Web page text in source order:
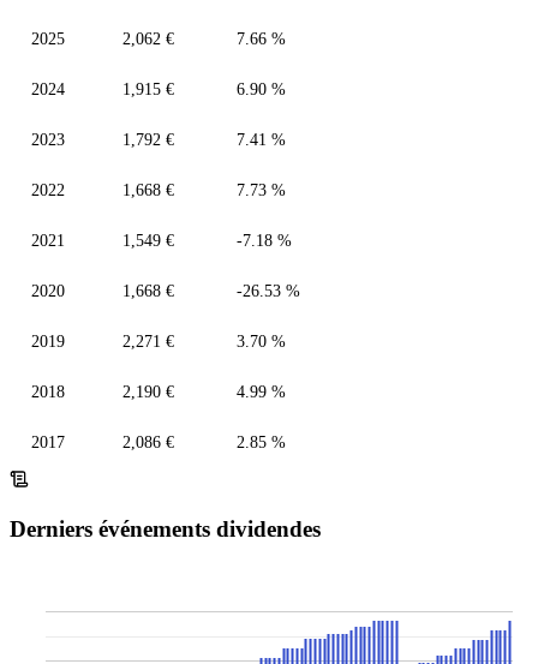
2025 2,062 € 7.66 %
2024 1,915 € 6.90 %
2023 1,792 € 7.41 %
2022 1,668 € 7.73 %
2021 1,549 € -7.18 %
2020 1,668 € -26.53 %
2019 2,271 € 3.70 %
2018 2,190 € 4.99 %
2017 2,086 € 2.85 %
Derniers événements dividendes